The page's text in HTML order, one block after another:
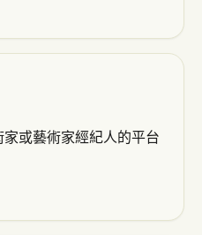
或藝術家經紀人的平台